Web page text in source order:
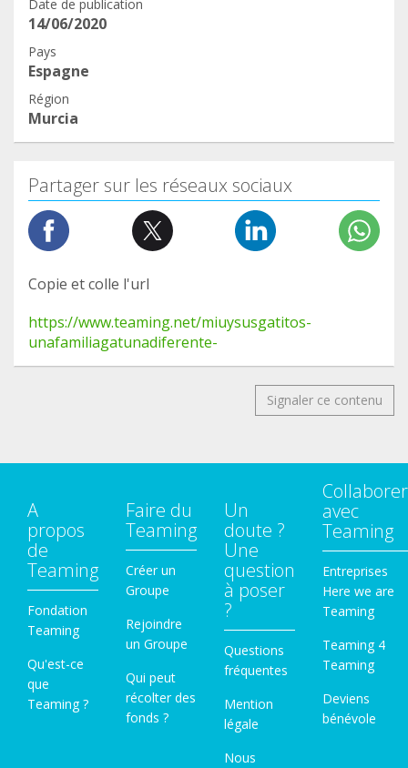
Date de publication
14/06/2020
Pays
Espagne
Région
Murcia
Partager sur les réseaux sociaux
Copie et colle l'url
https://www.teaming.net/miuysusgatitos-
unafamiliagatunadiferente-
Signaler ce contenu
A
propos
de
Teaming
Fondation
Teaming
Qu'est-ce
que
Teaming ?
Faire du
Teaming
Créer un
Groupe
Rejoindre
un Groupe
Qui peut
récolter des
fonds ?
Un
doute ?
Une
question
à poser
?
Questions
fréquentes
Mention
légale
Nous
Collaborer
avec
Teaming
Entreprises
Here we are
Teaming
Teaming 4
Teaming
Deviens
bénévole